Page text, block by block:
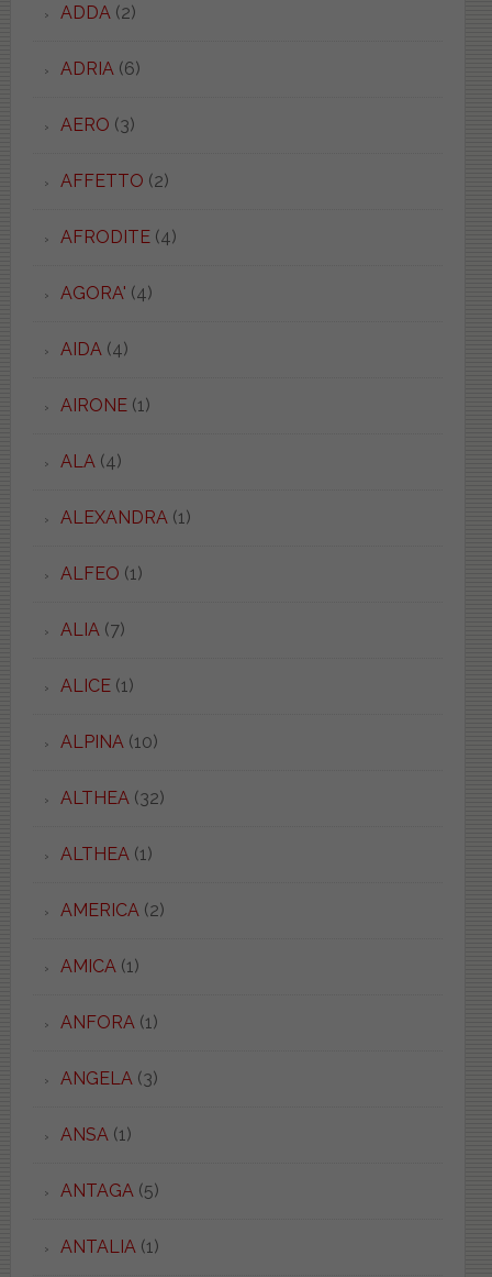
ADDA (2)
ADRIA (6)
AERO (3)
AFFETTO (2)
AFRODITE(4)
AGORA' (4)
AIDA (4)
AIRONE(1)
ALA (4)
ALEXANDRA (1)
ALFEO (1)
ALIA (7)
ALICE(1)
ALPINA (10)
ALTHEA (32)
ALTHEA (1)
AMERICA (2)
AMICA (1)
ANFORA (1)
ANGELA (3)
ANSA (1)
ANTAGA (5)
ANTALIA (1)